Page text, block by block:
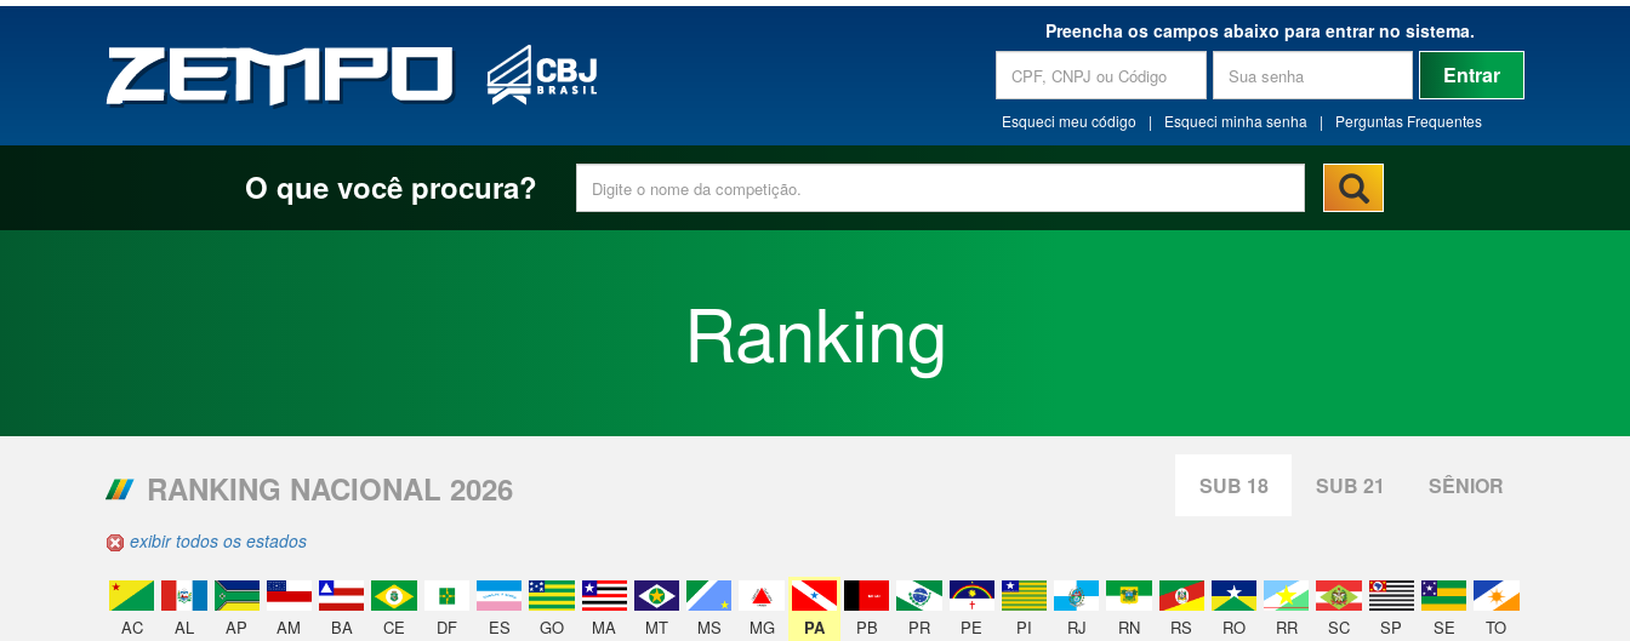
Preencha os campos abaixo para entrar no sistema.
Entrar
Esqueci meu código | Esqueci minha senha | Perguntas Frequentes
O que você procura?
Ranking
RANKING NACIONAL 2026 SUB 18 SUB 21 SÊNIOR
exibir todos os estados
AC AL AP AM BA CE DF ES GO MA MT MS MG PA PB PR PE PI RJ RN RS RO RR SC SP SE TO